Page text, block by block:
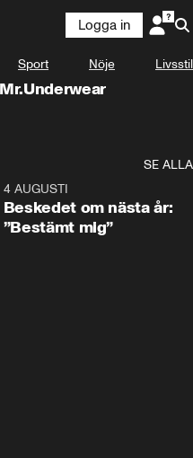
Logga in
Sport Nöje Livsstil
SE ALLA
4 AUGUSTI
Beskedet om nästa år:
”Bestämt mig”